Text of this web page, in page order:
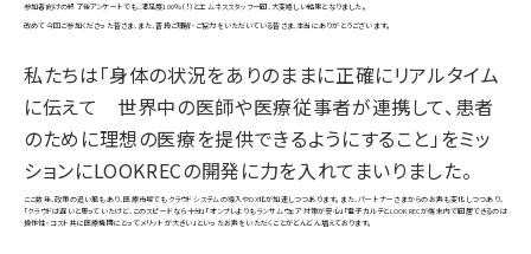
参加者向けの終了後アンケートでも、満足度100％（！）とエムネススタッフ一同、大変嬉しい結果となりました。
改めて今回ご参加くださった皆さま、また、普段ご理解・ご協力をいただいている皆さま、本当にありがとうございます。
私たちは「身体の状況をありのままに正確にリアルタイム
に伝えて 世界中の医師や医療従事者が連携して、患者
のために理想の医療を提供できるようにすること」をミッ
ションにLOOKRECの開発に力を入れてまいりました。
ここ数年、政策の追い風もあり、医療市場でもクラウドシステムの導入やDX化が加速しつつあります。また、パートナーさまからのお声も変化しつつあり、
「クラウドは遅いと思っていたけど、このスピードなら十分」「オンプレよりもランサムウェア対策が安心」「電子カルテとLOOKRECが端末内で同居できるのは
操作性・コスト共に医療機関にとってメリットが大きい」といったお声をいただくことがどんどん増えております。